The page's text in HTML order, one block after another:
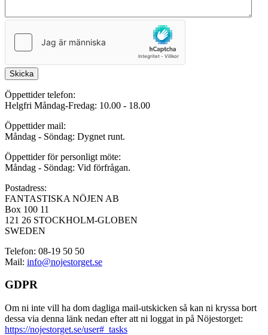
Skicka
Öppettider telefon:
Helgfri Måndag-Fredag: 10.00 - 18.00
Öppettider mail:
Måndag - Söndag: Dygnet runt.
Öppettider för personligt möte:
Måndag - Söndag: Vid förfrågan.
Postadress:
FANTASTISKA NÖJEN AB
Box 100 11
121 26 STOCKHOLM-GLOBEN
SWEDEN
Telefon: 08-19 50 50
Mail: info@nojestorget.se
GDPR
Om ni inte vill ha dom dagliga mail-utskicken så kan ni kryssa bort
dessa via denna länk nedan efter att ni loggat in på Nöjestorget:
https://nojestorget.se/user#_tasks